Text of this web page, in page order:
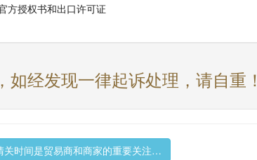
方授权书和出口许可证
经发现一律起诉处理，请自重！
关时间是贸易商和商家的重要关注…